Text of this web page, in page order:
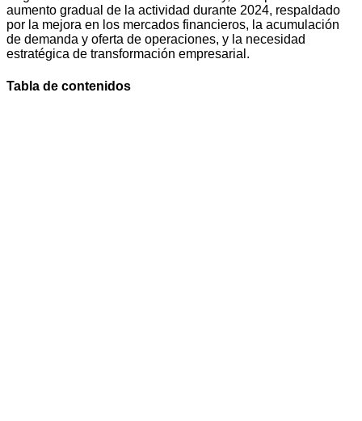
aumento gradual de la actividad durante 2024, respaldado
por la mejora en los mercados financieros, la acumulación
de demanda y oferta de operaciones, y la necesidad
estratégica de transformación empresarial.
Tabla de contenidos